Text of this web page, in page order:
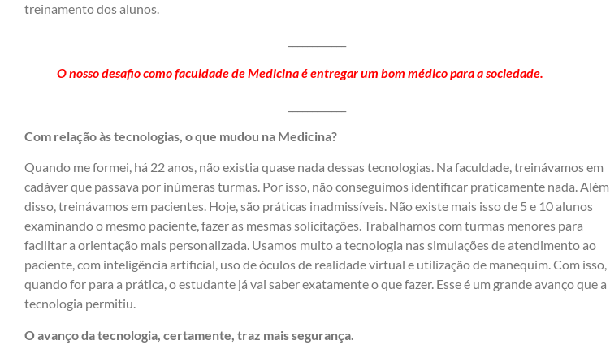
treinamento dos alunos.
O nosso desafio como faculdade de Medicina é entregar um bom médico para a sociedade.
Com relação às tecnologias, o que mudou na Medicina?
Quando me formei, há 22 anos, não existia quase nada dessas tecnologias. Na faculdade, treinávamos em
cadáver que passava por inúmeras turmas. Por isso, não conseguimos identificar praticamente nada. Além
disso, treinávamos em pacientes. Hoje, são práticas inadmissíveis. Não existe mais isso de 5 e 10 alunos
examinando o mesmo paciente, fazer as mesmas solicitações. Trabalhamos com turmas menores para
facilitar a orientação mais personalizada. Usamos muito a tecnologia nas simulações de atendimento ao
paciente, com inteligência artificial, uso de óculos de realidade virtual e utilização de manequim. Com isso,
quando for para a prática, o estudante já vai saber exatamente o que fazer. Esse é um grande avanço que a
tecnologia permitiu.
O avanço da tecnologia, certamente, traz mais segurança.